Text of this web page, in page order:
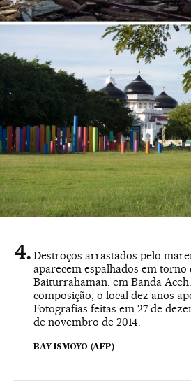
Destroços arrastados pelo
aparecem espalhados em torno
Baiturrahaman, em Banda
composição, o local dez anos
Fotografias feitas em 27 de
de novembro de 2014.
BAY ISMOYO (AFP)